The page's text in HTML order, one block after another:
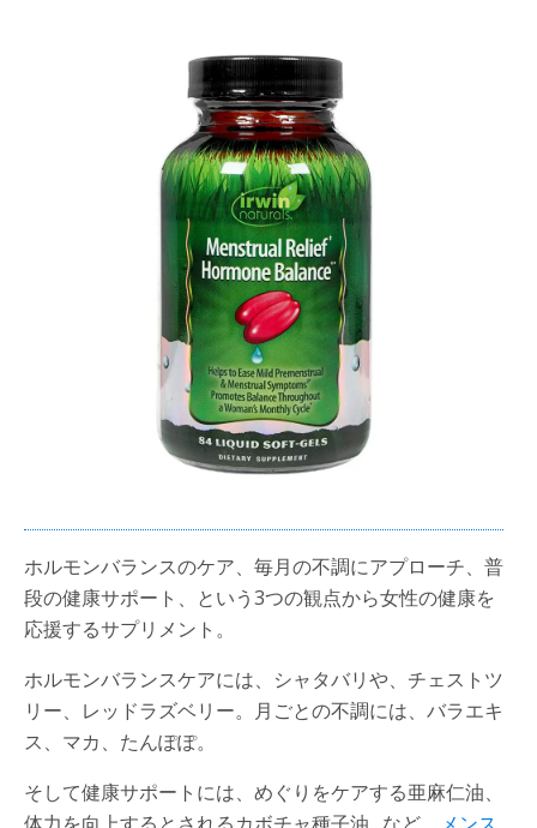
ホルモンバランスのケア、毎月の不調にアプローチ、普
段の健康サポート、という3つの観点から女性の健康を
応援するサプリメント。
ホルモンバランスケアには、シャタバリや、チェストツ
リー、レッドラズベリー。月ごとの不調には、バラエキ
ス、マカ、たんぽぽ。
そして健康サポートには、めぐりをケアする亜麻仁油、